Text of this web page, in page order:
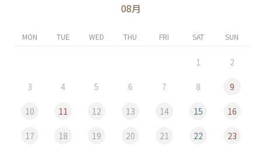
08月
MON TUE WED THU FRI SAT SUN
1 2
3 4 5 6 7 8 9
10 11 12 13 14 15 16
17 18 19 20 21 22 23